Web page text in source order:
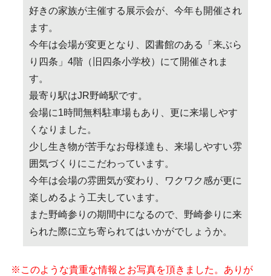
好きの家族が主催する展示会が、今年も開催され
ます。
今年は会場が変更となり、図書館のある「来ぶら
り四条」4階（旧四条小学校）にて開催されま
す。
最寄り駅はJR野崎駅です。
会場に1時間無料駐車場もあり、更に来場しやす
くなりました。
少し生き物が苦手なお母様達も、来場しやすい雰
囲気づくりにこだわっています。
今年は会場の雰囲気が変わり、ワクワク感が更に
楽しめるよう工夫しています。
また野崎参りの期間中になるので、野崎参りに来
られた際に立ち寄られてはいかがでしょうか。
※このような貴重な情報とお写真を頂きました。ありが